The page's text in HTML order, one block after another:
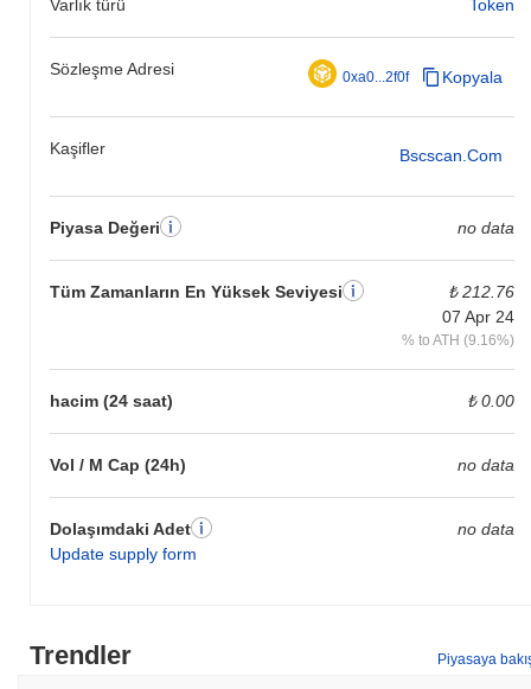
Varlık türü Token
Sözleşme Adresi 0xa0...2f0f Kopyala
Kaşifler Bscscan.com
Piyasa Değeri no data
Tüm Zamanların En Yüksek Seviyesi
₺ 212.76
07 Apr 24
% to ATH (9.16%)
hacim (24 saat) ₺ 0.00
Vol / M Cap (24h) no data
Dolaşımdaki Adet
Update supply form
no data
Trendler Piyasaya